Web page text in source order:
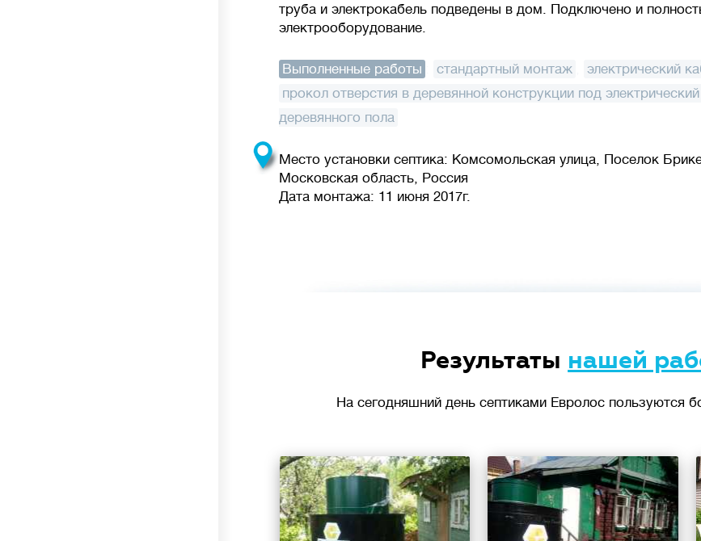
труба и электрокабель подведены в дом. Подключено и
электрооборудование.
Выполненные работы стандартный монтаж электрический
прокол отверстия в деревянной конструкции под
деревянного пола
Место установки септика: Комсомольская улица, Поселок
Московская область, Россия
Дата монтажа: 11 июня 2017г.
Результаты нашей
На сегодняшний день септиками Евролос пользуются